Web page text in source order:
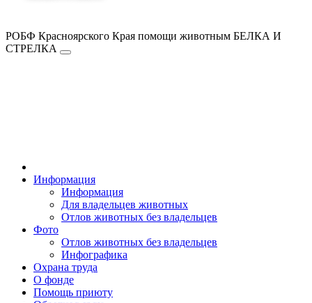
РОБФ Красноярского Края помощи животным БЕЛКА И
СТРЕЛКА
Информация
Информация
Для владельцев животных
Отлов животных без владельцев
Фото
Отлов животных без владельцев
Инфографика
Охрана труда
О фонде
Помощь приюту